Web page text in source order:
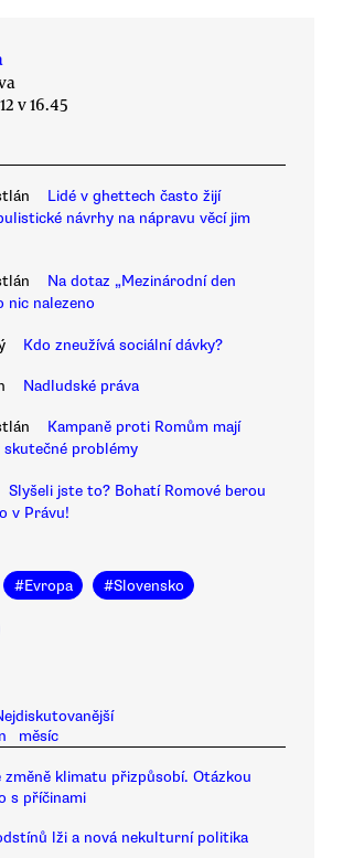
v 16.45
Lidé v ghettech často žijí
návrhy na nápravu věcí jim
Na dotaz „Mezinárodní den
nic nalezeno
Kdo zneužívá sociální dávky?
Nadludské práva
Kampaně proti Romům mají
problémy
Slyšeli jste to? Bohatí Romové berou
v Právu!
#Evropa #Slovensko
měsíc
změně klimatu přizpůsobí. Otázkou
s příčinami
lži a nová nekulturní politika